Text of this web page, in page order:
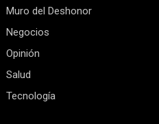
Muro del Deshonor
Negocios
Opinión
Salud
Tecnología